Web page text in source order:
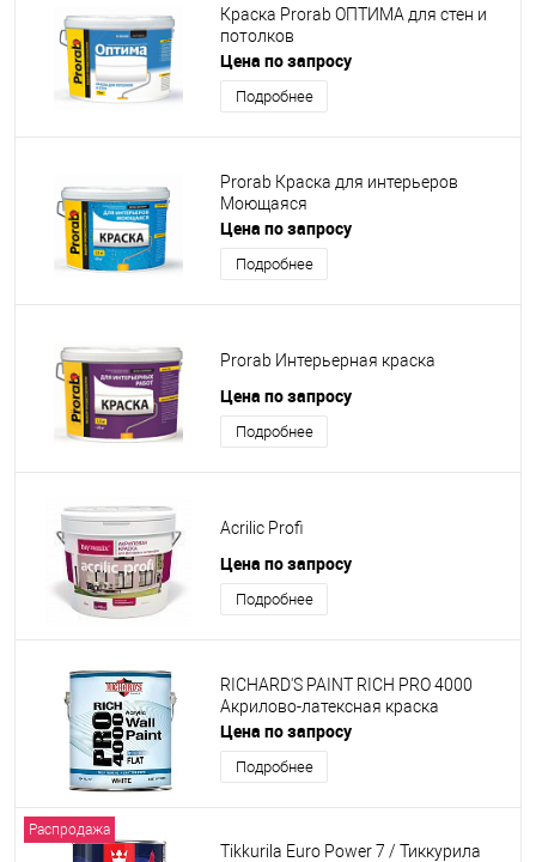
Краска Prorab ОПТИМА для стен и
потолков
Цена по запросу
Подробнее
Prorab Краска для интерьеров
Моющаяся
Цена по запросу
Подробнее
Prorab Интерьерная краска
Цена по запросу
Подробнее
Acrilic Profi
Цена по запросу
Подробнее
RICHARD'S PAINT RICH PRO 4000
Акрилово-латексная краска
Цена по запросу
Подробнее
Распродажа
Tikkurila Euro Power 7 / Тиккурила